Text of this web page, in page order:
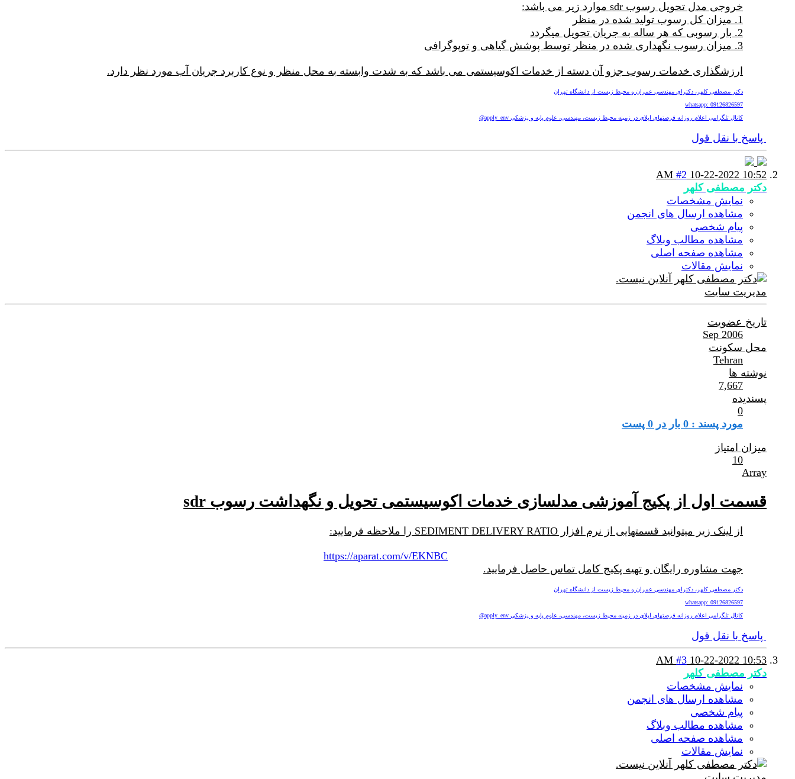
خروجی مدل تحویل رسوب sdr موارد زیر می باشد:
1. میزان کل رسوب تولید شده در منظر
2. بار رسوبی که هر ساله به جریان تحویل میگردد
3. میزان رسوب نگهداری شده در منظر توسط پوشش گیاهی و توپوگرافی
ارزشگذاری خدمات رسوب جزو آن دسته از خدمات اکوسیستمی می باشد که به شدت وابسته به محل منظر و نوع کاربرد جریان آب مورد نظر دارد.
دکتر مصطفی کلهر، دکترای مهندسی عمران و محیط زیست از دانشگاه تهران
whatsapp: 09126826597
کانال تلگرامی اعلام روزانه فرصتهای اپلای در زمینه محیط زیست، مهندسی، علوم پایه و پزشکی apply_env@
پاسخ با نقل قول
10-22-2022 10:52 AM
#2
دکتر مصطفی کلهر
نمایش مشخصات
مشاهده ارسال های انجمن
پیام شخصی
مشاهده مطالب وبلاگ
مشاهده صفحه اصلی
نمایش مقالات
مدیریت سایت
تاریخ عضویت
Sep 2006
محل سکونت
Tehran
نوشته ها
7,667
پسندیده
0
مورد پسند : 0 بار در 0 پست
میزان امتیاز
10
Array
قسمت اول از پکیج آموزشی مدلسازی خدمات اکوسیستمی تحویل و نگهداشت رسوب sdr
از لینک زیر میتوانید قسمتهایی از نرم افزار SEDIMENT DELIVERY RATIO را ملاحظه فرمایید:
https://aparat.com/v/EKNBC
جهت مشاوره رایگان و تهیه پکیج کامل تماس حاصل فرمایید.
دکتر مصطفی کلهر، دکترای مهندسی عمران و محیط زیست از دانشگاه تهران
whatsapp: 09126826597
کانال تلگرامی اعلام روزانه فرصتهای اپلای در زمینه محیط زیست، مهندسی، علوم پایه و پزشکی apply_env@
پاسخ با نقل قول
10-22-2022 10:53 AM
#3
دکتر مصطفی کلهر
نمایش مشخصات
مشاهده ارسال های انجمن
پیام شخصی
مشاهده مطالب وبلاگ
مشاهده صفحه اصلی
نمایش مقالات